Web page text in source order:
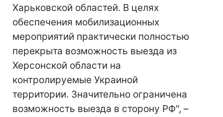
Харьковской областей. В целях
обеспечения мобилизационных
мероприятий практически полностью
перекрыта возможность выезда из
Херсонской области на
контролируемые Украиной
территории. Значительно ограничена
возможность выезда в сторону РФ", –